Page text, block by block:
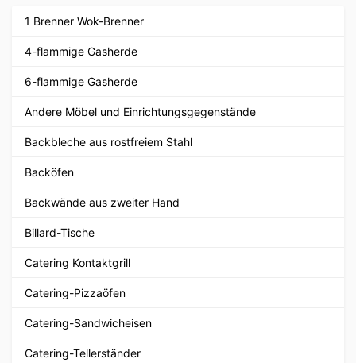
1 Brenner Wok-Brenner
4-flammige Gasherde
6-flammige Gasherde
Andere Möbel und Einrichtungsgegenstände
Backbleche aus rostfreiem Stahl
Backöfen
Backwände aus zweiter Hand
Billard-Tische
Catering Kontaktgrill
Catering-Pizzaöfen
Catering-Sandwicheisen
Catering-Tellerständer